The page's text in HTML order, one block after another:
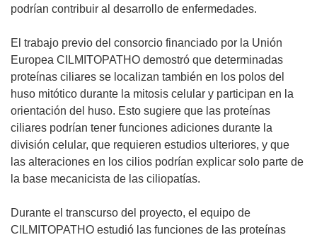
podrían contribuir al desarrollo de enfermedades.
El trabajo previo del consorcio financiado por la Unión
Europea CILMITOPATHO demostró que determinadas
proteínas ciliares se localizan también en los polos del
huso mitótico durante la mitosis celular y participan en la
orientación del huso. Esto sugiere que las proteínas
ciliares podrían tener funciones adiciones durante la
división celular, que requieren estudios ulteriores, y que
las alteraciones en los cilios podrían explicar solo parte de
la base mecanicista de las ciliopatías.
Durante el transcurso del proyecto, el equipo de
CILMITOPATHO estudió las funciones de las proteínas